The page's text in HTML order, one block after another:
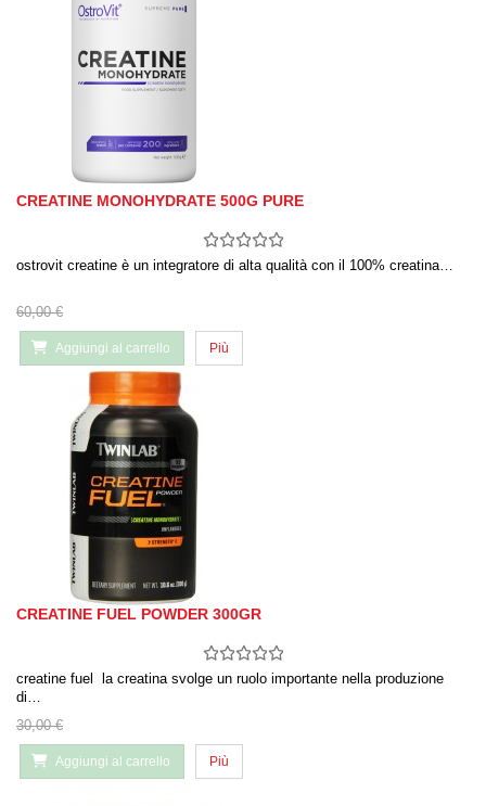
CREATINE MONOHYDRATE 500G PURE
ostrovit creatine è un integratore di alta qualità con il 100% creatina…
60,00 €
Aggiungi al carrello Più
CREATINE FUEL POWDER 300GR
creatine fuel la creatina svolge un ruolo importante nella produzione
di…
30,00 €
Aggiungi al carrello Più